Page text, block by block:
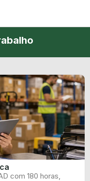
com 180 horas,